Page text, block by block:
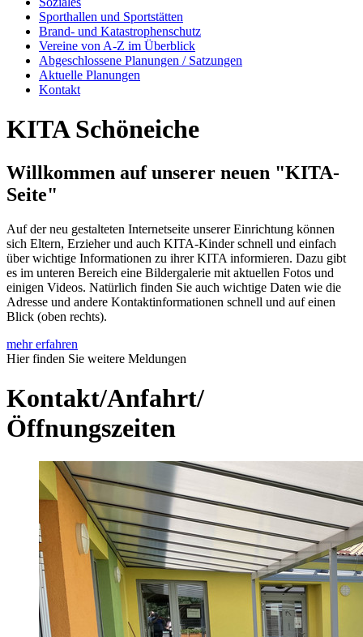
Sporthallen und Sportstätten
Brand- und Katastrophenschutz
Vereine von A-Z im Überblick
Abgeschlossene Planungen / Satzungen
Aktuelle Planungen
Kontakt
KITA Schöneiche
Willkommen auf unserer neuen "KITA-
Seite"
Auf der neu gestalteten Internetseite unserer Einrichtung können
sich Eltern, Erzieher und auch KITA-Kinder schnell und einfach
über wichtige Informationen zu ihrer KITA informieren. Dazu gibt
es im unteren Bereich eine Bildergalerie mit aktuellen Fotos und
einigen Videos. Natürlich finden Sie auch wichtige Daten wie die
Adresse und andere Kontaktinformationen schnell und auf einen
Blick (oben rechts).
mehr erfahren
Hier finden Sie weitere Meldungen
Kontakt/Anfahrt/
Öffnungszeiten